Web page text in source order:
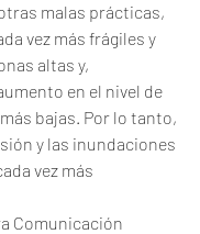
malas prácticas,
vez más frágiles y
altas y,
en el nivel de
bajas. Por lo tanto,
y las inundaciones
vez más
Comunicación